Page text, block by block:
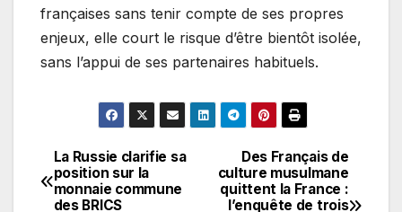
françaises sans tenir compte de ses propres
enjeux, elle court le risque d’être bientôt isolée,
sans l’appui de ses partenaires habituels.
Navigation
de
Des Français de
culture musulmane
quittent la France :
l’enquête de trois
La Russie clarifie sa
position sur la
monnaie commune
des BRICS